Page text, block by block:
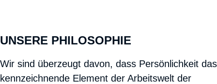
UNSERE PHILOSOPHIE
Wir sind überzeugt davon, dass Persönlichkeit das
kennzeichnende Element der Arbeitswelt der